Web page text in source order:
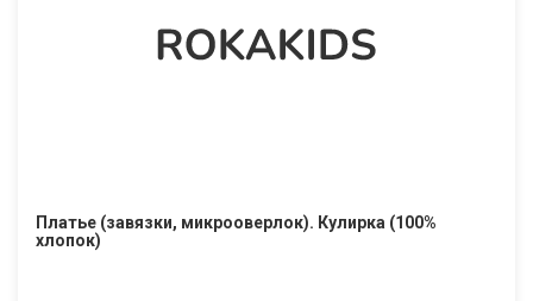
Платье (завязки, микрооверлок). Кулирка (100%
хлопок)